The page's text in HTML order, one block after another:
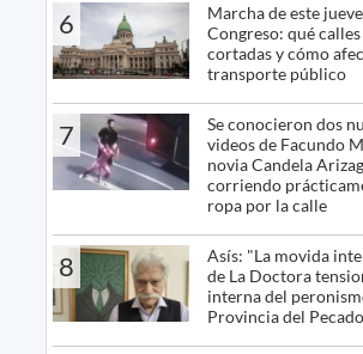
6
Marcha de este
Congreso: qué
cortadas y cómo
transporte público
7
Se conocieron dos
videos de Facundo
novia Candela
corriendo
ropa por la calle
8
Asís: "La movida
de La Doctora
interna del
Provincia del